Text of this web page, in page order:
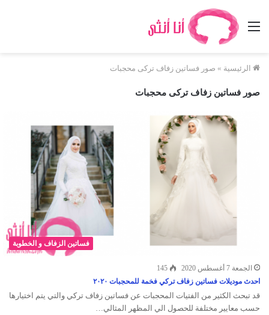
القائمة
الرئيسية » صور فساتين زفاف تركى محجبات
صور فساتين زفاف تركى محجبات
فساتين الزفاف و الخطوبة
الجمعة 7 أغسطس 2020
145
احدث موديلات فساتين زفاف تركي فخمة للمحجبات ٢٠٢٠
قد تبحث الكثير من الفتيات المحجبات عن فساتين زفاف تركي والتي يتم اختيارها
حسب معايير مختلفة للحصول الي المظهر المثالي…